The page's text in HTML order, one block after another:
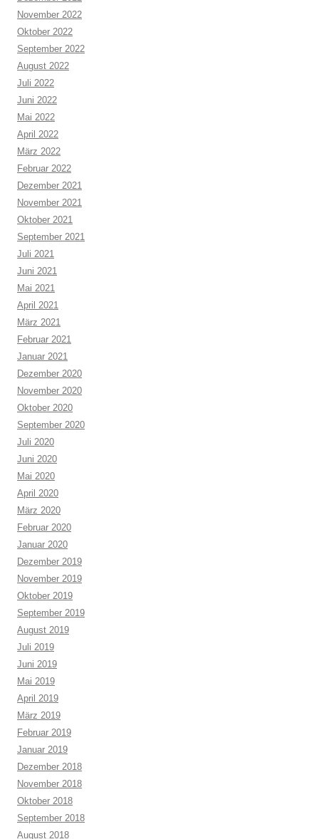
November 2022
Oktober 2022
September 2022
August 2022
Juli 2022
Juni 2022
Mai 2022
April 2022
März 2022
Februar 2022
Dezember 2021
November 2021
Oktober 2021
September 2021
Juli 2021
Juni 2021
Mai 2021
April 2021
März 2021
Februar 2021
Januar 2021
Dezember 2020
November 2020
Oktober 2020
September 2020
Juli 2020
Juni 2020
Mai 2020
April 2020
März 2020
Februar 2020
Januar 2020
Dezember 2019
November 2019
Oktober 2019
September 2019
August 2019
Juli 2019
Juni 2019
Mai 2019
April 2019
März 2019
Februar 2019
Januar 2019
Dezember 2018
November 2018
Oktober 2018
September 2018
August 2018